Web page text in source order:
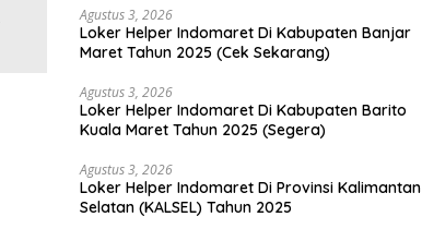
Agustus 3, 2026
Loker Helper Indomaret Di Kabupaten Banjar
Maret Tahun 2025 (Cek Sekarang)
Agustus 3, 2026
Loker Helper Indomaret Di Kabupaten Barito
Kuala Maret Tahun 2025 (Segera)
Agustus 3, 2026
Loker Helper Indomaret Di Provinsi Kalimantan
Selatan (KALSEL) Tahun 2025